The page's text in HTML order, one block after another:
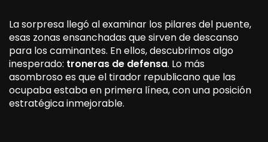
La sorpresa llegó al examinar los pilares del puente,
esas zonas ensanchadas que sirven de descanso
para los caminantes. En ellos, descubrimos algo
inesperado: troneras de defensa. Lo más
asombroso es que el tirador republicano que las
ocupaba estaba en primera línea, con una posición
estratégica inmejorable.